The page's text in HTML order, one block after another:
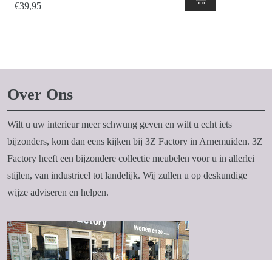
€39,95
Over Ons
Wilt u uw interieur meer schwung geven en wilt u echt iets
bijzonders, kom dan eens kijken bij 3Z Factory in Arnemuiden. 3Z
Factory heeft een bijzondere collectie meubelen voor u in allerlei
stijlen, van industrieel tot landelijk. Wij zullen u op deskundige
wijze adviseren en helpen.